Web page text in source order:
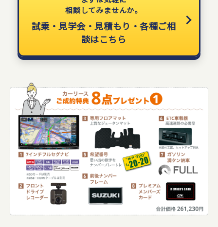
相談してみませんか。
試乗・見学会・見積もり・各種ご相
談はこちら